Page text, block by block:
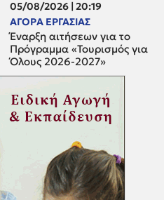
05/08/2026 | 20:19
ΑΓΟΡΑ ΕΡΓΑΣΙΑΣ
Έναρξη αιτήσεων για το
Πρόγραμμα «Τουρισμός για
Όλους 2026-2027»